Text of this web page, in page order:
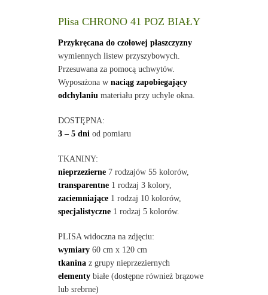
Plisa CHRONO 41 POZ BIAŁY
Przykręcana do czołowej płaszczyzny
wymiennych listew przyszybowych.
Przesuwana za pomocą uchwytów.
Wyposażona w naciąg zapobiegający
odchylaniumateriału przy uchyle okna.
DOSTĘPNA:
3 – 5 dniod pomiaru
TKANINY:
nieprzezierne7 rodzajów 55 kolorów,
transparentne1 rodzaj 3 kolory,
zaciemniające1 rodzaj 10 kolorów,
specjalistyczne1 rodzaj 5 kolorów.
PLISA widoczna na zdjęciu:
wymiary60 cm x 120 cm
tkaninaz grupy nieprzeziernych
elementybiałe (dostępne również brązowe
lub srebrne)